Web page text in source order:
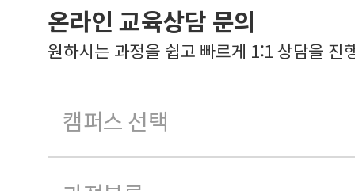
온라인 교육상담 문의
원하시는 과정을 쉽고 빠르게 1:1 상담을 진